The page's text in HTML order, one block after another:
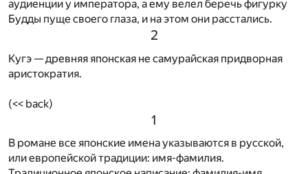
аудиенции у императора, а ему велел беречь фигурку
Будды пуще своего глаза, и на этом они расстались.
2
Кугэ — древняя японская не самурайская придворная
аристократия.
(<< back)
1
В романе все японские имена указываются в русской,
или европейской традиции: имя-фамилия.